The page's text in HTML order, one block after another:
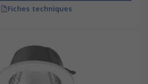
Fiches techniques